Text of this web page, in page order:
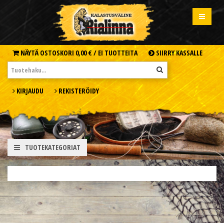
NÄYTÄ OSTOSKORI 0,00 € / EI TUOTTEITA SIIRRY KASSALLE
KIRJAUDU REKISTERÖIDY
TUOTEKATEGORIAT